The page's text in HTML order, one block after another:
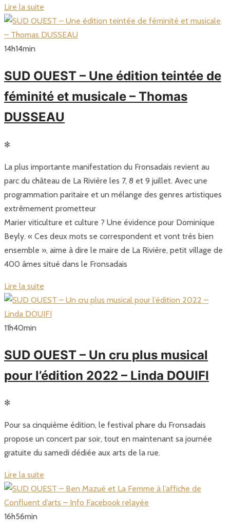
Lire la suite
14h14min
SUD OUEST – Une édition teintée de
féminité et musicale – Thomas
DUSSEAU
✻
La plus importante manifestation du Fronsadais revient au
parc du château de La Rivière les 7, 8 et 9 juillet. Avec une
programmation paritaire et un mélange des genres artistiques
extrêmement prometteur
Marier viticulture et culture ? Une évidence pour Dominique
Beyly. « Ces deux mots se correspondent et vont très bien
ensemble », aime à dire le maire de La Rivière, petit village de
400 âmes situé dans le Fronsadais
Lire la suite
11h40min
SUD OUEST – Un cru plus musical
pour l’édition 2022 – Linda DOUIFI
✻
Pour sa cinquième édition, le festival phare du Fronsadais
propose un concert par soir, tout en maintenant sa journée
gratuite du samedi dédiée aux arts de la rue.
Lire la suite
16h56min